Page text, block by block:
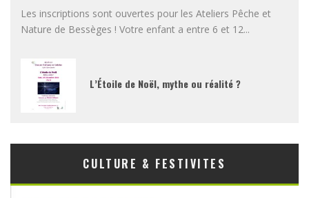
Les inscriptions sont ouvertes pour les Ateliers Pêche et
Nature de Bessèges ! Votre enfant a entre 6 et 12...
L’Étoile de Noël, mythe ou réalité ?
CULTURE & FESTIVITES